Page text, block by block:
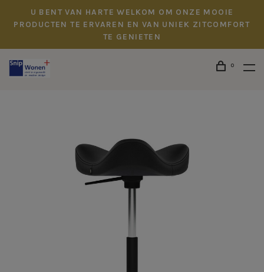
U BENT VAN HARTE WELKOM OM ONZE MOOIE
PRODUCTEN TE ERVAREN EN VAN UNIEK ZITCOMFORT
TE GENIETEN
0